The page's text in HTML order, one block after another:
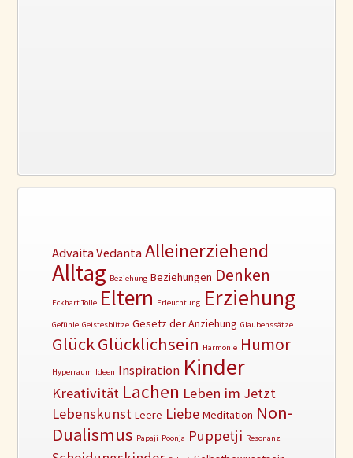
Advaita Vedanta Alleinerziehend
Alltag Beziehung Beziehungen Denken
Eckhart Tolle Eltern Erleuchtung Erziehung
Gefühle Geistesblitze Gesetz der Anziehung Glaubenssätze
GlückGlücklichsein Harmonie Humor
Hyperraum Ideen Inspiration Kinder
Kreativität Lachen Leben im Jetzt
Lebenskunst Leere Liebe Meditation Non-
Dualismus Papaji Poonja Puppetji Resonanz